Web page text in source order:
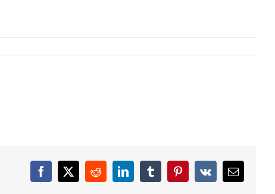
Facebook
X RedditLinkedInTumblrPinterest
Vk Email